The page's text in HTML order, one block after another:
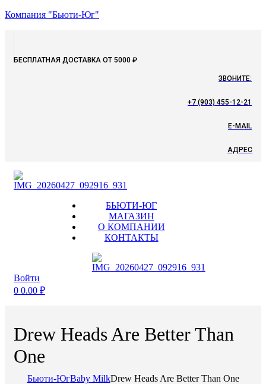
Компания "Бьюти-Юг"
БЕСПЛАТНАЯ ДОСТАВКА ОТ 5000 ₽
ЗВОНИТЕ:
+7 (903) 455-12-21
E-MAIL
АДРЕС
БЬЮТИ-ЮГ
МАГАЗИН
О КОМПАНИИ
КОНТАКТЫ
Войти
0 0.00 ₽
Drew Heads Are Better Than
One
Бьюти-ЮгBaby MilkDrew Heads Are Better Than One